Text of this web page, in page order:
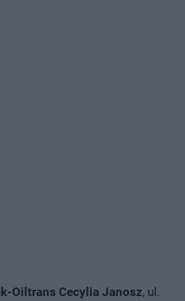
Oiltrans Cecylia Janosz, ul.